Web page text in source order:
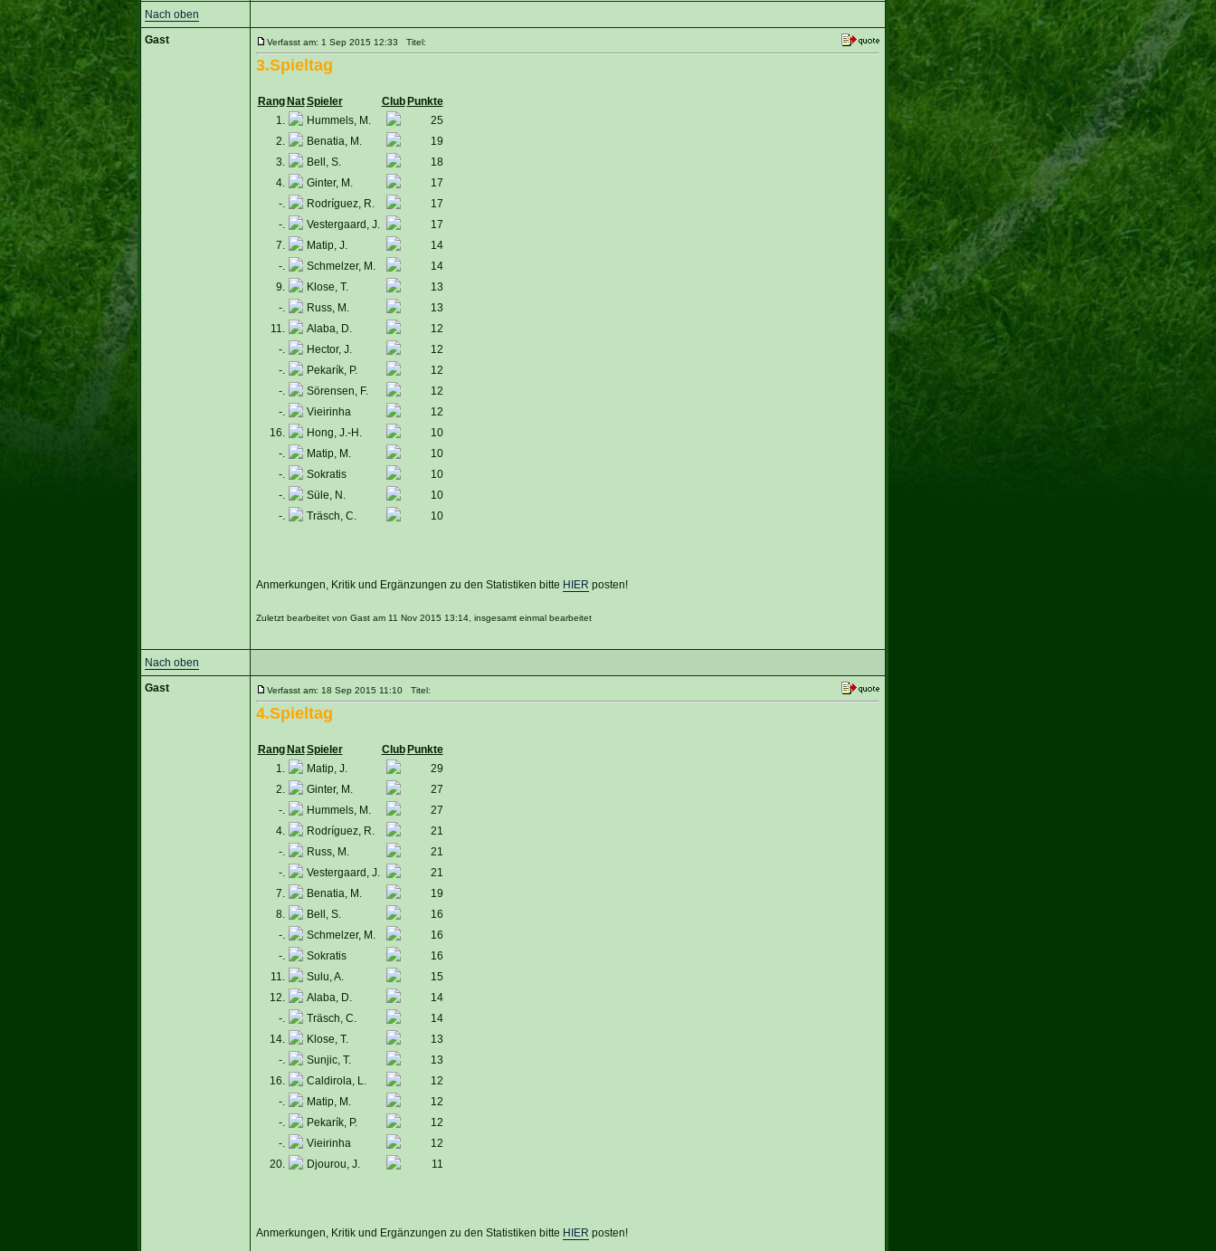
Nach oben
Gast
Verfasst am: 1 Sep 2015 12:33 Titel:
3.Spieltag
RangNatSpieler ClubPunkte
1.
Hummels, M.
25
2.
Benatia, M.
19
3.
Bell, S.
18
4.
Ginter, M.
17
-.
Rodríguez, R.
17
-.
Vestergaard, J.
17
7.
Matip, J.
14
-.
Schmelzer, M.
14
9.
Klose, T.
13
-.
Russ, M.
13
11.
Alaba, D.
12
-.
Hector, J.
12
-.
Pekarík, P.
12
-.
Sörensen, F.
12
-.
Vieirinha
12
16.
Hong, J.-H.
10
-.
Matip, M.
10
-.
Sokratis
10
-.
Süle, N.
10
-.
Träsch, C. 10
Anmerkungen, Kritik und Ergänzungen zu den Statistiken bitte HIER posten!
Zuletzt bearbeitet von Gast am 11 Nov 2015 13:14, insgesamt einmal bearbeitet
Nach oben
Gast
Verfasst am: 18 Sep 2015 11:10 Titel:
4.Spieltag
RangNatSpieler ClubPunkte
1.
Matip, J.
29
2.
Ginter, M.
27
-.
Hummels, M.
27
4.
Rodríguez, R.
21
-.
Russ, M.
21
-.
Vestergaard, J.
21
7.
Benatia, M.
19
8.
Bell, S.
16
-.
Schmelzer, M.
16
-.
Sokratis
16
11.
Sulu, A.
15
12.
Alaba, D.
14
-.
Träsch, C.
14
14.
Klose, T.
13
-.
Sunjic, T.
13
16.
Caldirola, L.
12
-.
Matip, M.
12
-.
Pekarík, P.
12
-.
Vieirinha
12
20.
Djourou, J. 11
Anmerkungen, Kritik und Ergänzungen zu den Statistiken bitte HIER posten!